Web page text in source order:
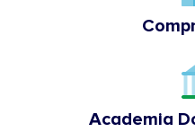
Academia